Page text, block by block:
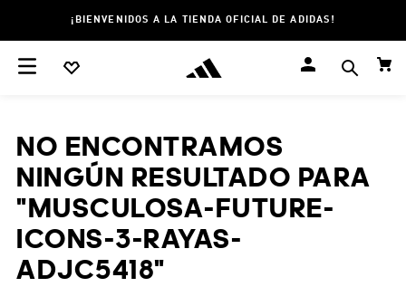
¡BIENVENIDOS A LA TIENDA OFICIAL DE ADIDAS!
NO ENCONTRAMOS
NINGÚN RESULTADO PARA
"MUSCULOSA-FUTURE-
ICONS-3-RAYAS-
ADJC5418"